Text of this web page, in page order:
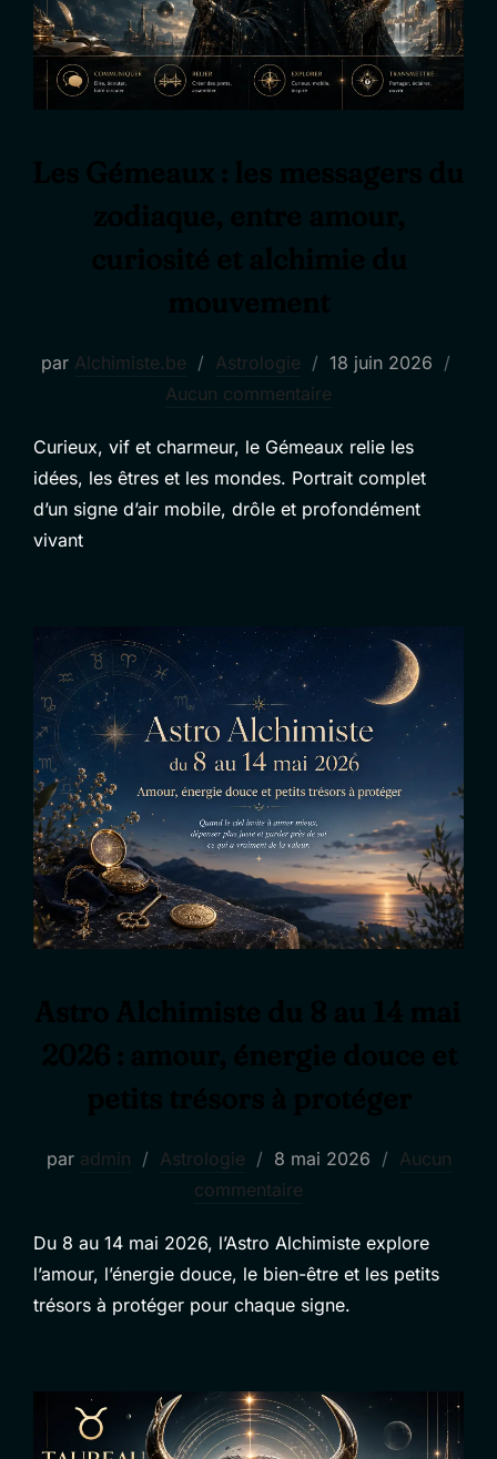
par Alchimiste.be Astrologie
Publié
le
18 juin 2026
Aucun commentaire
Curieux, vif et charmeur, le Gémeaux relie les
idées, les êtres et les mondes. Portrait complet
d’un signe d’air mobile, drôle et profondément
vivant
par admin Astrologie
Publié
le
8 mai 2026
Aucun
commentaire
Du 8 au 14 mai 2026, l’Astro Alchimiste explore
l’amour, l’énergie douce, le bien-être et les petits
trésors à protéger pour chaque signe.